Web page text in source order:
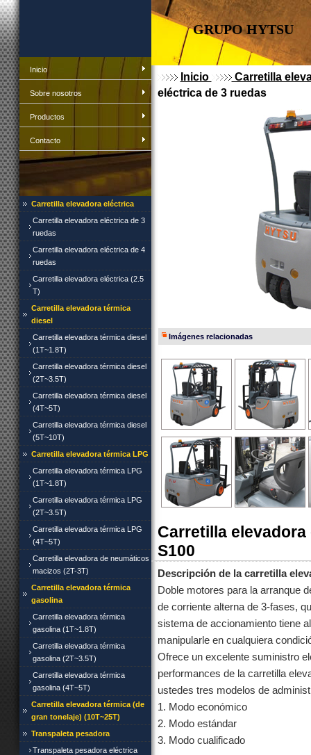
Inicio
Sobre nosotros
Productos
Contacto
Carretilla elevadora eléctrica
Carretilla elevadora eléctrica de 3
ruedas
Carretilla elevadora eléctrica de 4
ruedas
Carretilla elevadora eléctrica (2.5
T)
Carretilla elevadora térmica
diesel
Carretilla elevadora térmica diesel
(1T~1.8T)
Carretilla elevadora térmica diesel
(2T~3.5T)
Carretilla elevadora térmica diesel
(4T~5T)
Carretilla elevadora térmica diesel
(5T~10T)
Carretilla elevadora térmica LPG
Carretilla elevadora térmica LPG
(1T~1.8T)
Carretilla elevadora térmica LPG
(2T~3.5T)
Carretilla elevadora térmica LPG
(4T~5T)
Carretilla elevadora de neumáticos
macizos (2T-3T)
Carretilla elevadora térmica
gasolina
Carretilla elevadora térmica
gasolina (1T~1.8T)
Carretilla elevadora térmica
gasolina (2T~3.5T)
Carretilla elevadora térmica
gasolina (4T~5T)
Carretilla elevadora térmica (de
gran tonelaje) (10T~25T)
Transpaleta pesadora
Transpaleta pesadora eléctrica
GRUPO HYTSU
Inicio
Carretilla
eléctrica de 3 ruedas
Imágenes relacionadas
Carretilla
S100
Descripción de la carretilla
Doble motores para la arranque
de corriente alterna de 3-fases,
sistema de accionamiento tiene
manipularle en cualquiera
Ofrece un excelente suministro
performances de la carretilla
ustedes tres modelos de
1. Modo económico
2. Modo estándar
3. Modo cualificado